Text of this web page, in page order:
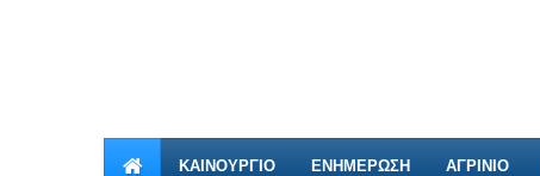
ΚΑΙΝΟΎΡΓΙΟ ΕΝΗΜΕΡΩΣΗ ΑΓΡΙΝΙΟ